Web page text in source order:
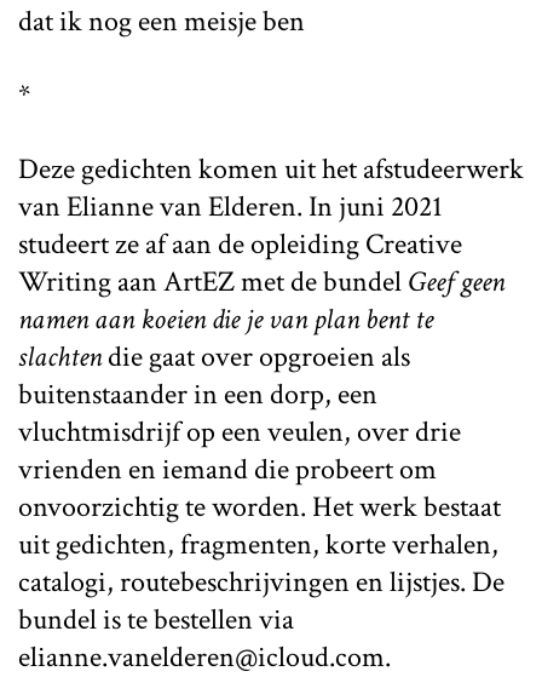
dat ik nog een meisje ben
*
Deze gedichten komen uit het afstudeerwerk
van Elianne van Elderen. In juni 2021
studeert ze af aan de opleiding Creative
Writing aan ArtEZ met de bundelGeef geen
namen aan koeien die je van plan bent te
slachtendie gaat over opgroeien als
buitenstaander in een dorp, een
vluchtmisdrijf op een veulen, over drie
vrienden en iemand die probeert om
onvoorzichtig te worden. Het werk bestaat
uit gedichten, fragmenten, korte verhalen,
catalogi, routebeschrijvingen en lijstjes. De
bundel is te bestellen via
elianne.vanelderen@icloud.com.